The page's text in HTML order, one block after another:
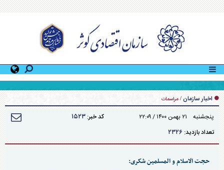
اخبار سازمان / مراسمات
پنجشنبه ۲۱ بهمن ۱۴۰۰ / ۲۲:۰۹ کد خبر: ۱۵۲۳
تعداد بازدید: ۲۳۲۶
حجت الاسلام و المسلمین شکری: